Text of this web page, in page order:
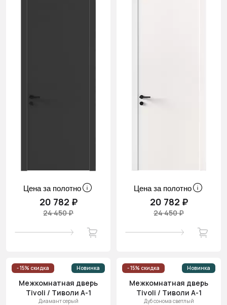
Цена за полотно
20 782 ₽
24 450 ₽
Цена за полотно
20 782 ₽
24 450 ₽
- 15% скидка Новинка
Межкомнатная дверь
Tivoli / Тиволи А-1
Диамант серый
- 15% скидка Новинка
Межкомнатная дверь
Tivoli / Тиволи А-1
Дуб сонома светлый